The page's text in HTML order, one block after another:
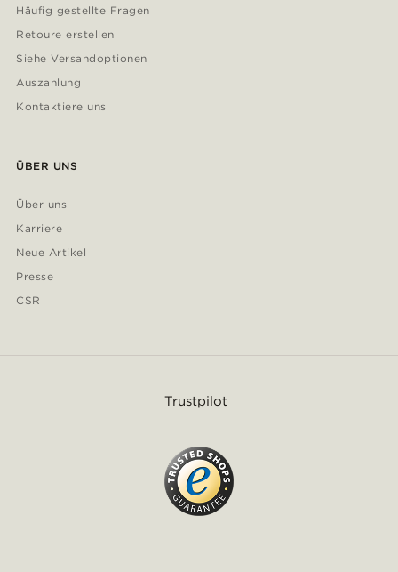
Häufig gestellte Fragen
Retoure erstellen
Siehe Versandoptionen
Auszahlung
Kontaktiere uns
ÜBER UNS
Über uns
Karriere
Neue Artikel
Presse
CSR
Trustpilot